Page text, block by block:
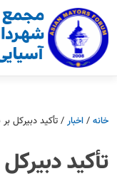
خانه / اخبار / تأکید دبیرکل
تأکید